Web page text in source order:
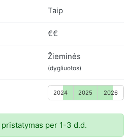
Taip
€€
Žieminės
(dygliuotos)
2024 2025 2026
pristatymas per 1-3 d.d.